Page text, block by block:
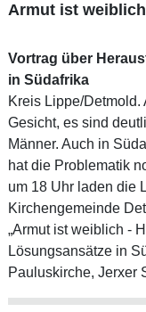
Armut ist weiblich
Vortrag über
in Südafrika
Kreis Lippe/
Gesicht, es sind
Männer. Auch in
hat die Problematik
um 18 Uhr laden die
Kirchengemeinde
„Armut ist weiblich -
Lösungsansätze in
Pauluskirche, Jerxer